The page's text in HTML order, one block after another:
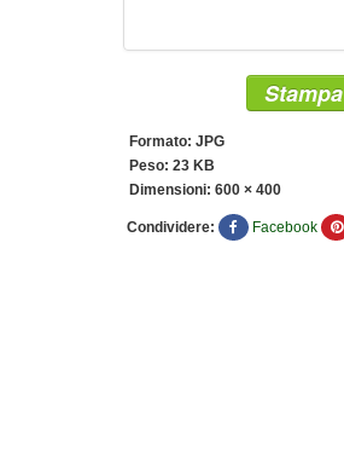
Stampa
Formato: JPG
Peso: 23 KB
Dimensioni: 600 × 400
Condividere: Facebook